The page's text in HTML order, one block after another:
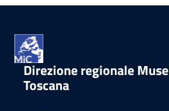
Direzione regionale
Toscana